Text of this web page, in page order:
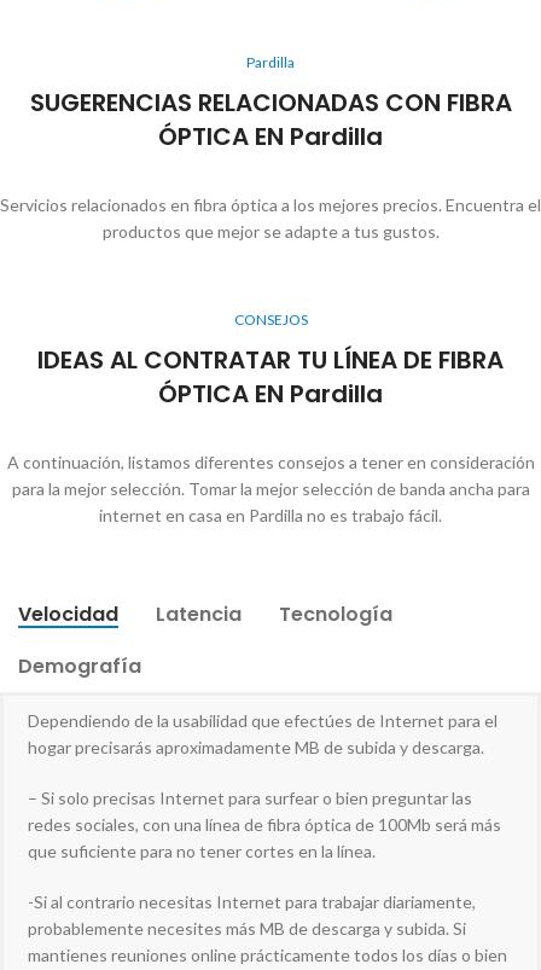
Pardilla
SUGERENCIAS RELACIONADAS CON FIBRA
ÓPTICA EN Pardilla
Servicios relacionados en fibra óptica a los mejores precios. Encuentra el
productos que mejor se adapte a tus gustos.
CONSEJOS
IDEAS AL CONTRATAR TU LÍNEA DE FIBRA
ÓPTICA EN Pardilla
A continuación, listamos diferentes consejos a tener en consideración
para la mejor selección. Tomar la mejor selección de banda ancha para
internet en casa en Pardilla no es trabajo fácil.
Velocidad Latencia
Tecnología
Demografía
Dependiendo de la usabilidad que efectúes de Internet para el
hogar precisarás aproximadamente MB de subida y descarga.
– Si solo precisas Internet para surfear o bien preguntar las
redes sociales, con una línea de fibra óptica de 100Mb será más
que suficiente para no tener cortes en la línea.
-Si al contrario necesitas Internet para trabajar diariamente,
probablemente necesites más MB de descarga y subida. Si
mantienes reuniones online prácticamente todos los días o bien